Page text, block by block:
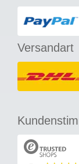
Versandart